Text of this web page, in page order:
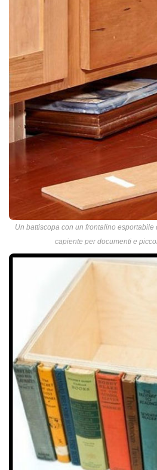
Un battiscopa con un frontalino
capiente per documenti e